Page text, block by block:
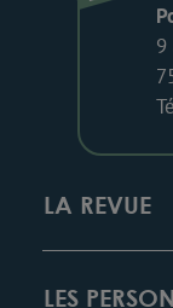
9
LA REVUE
LES